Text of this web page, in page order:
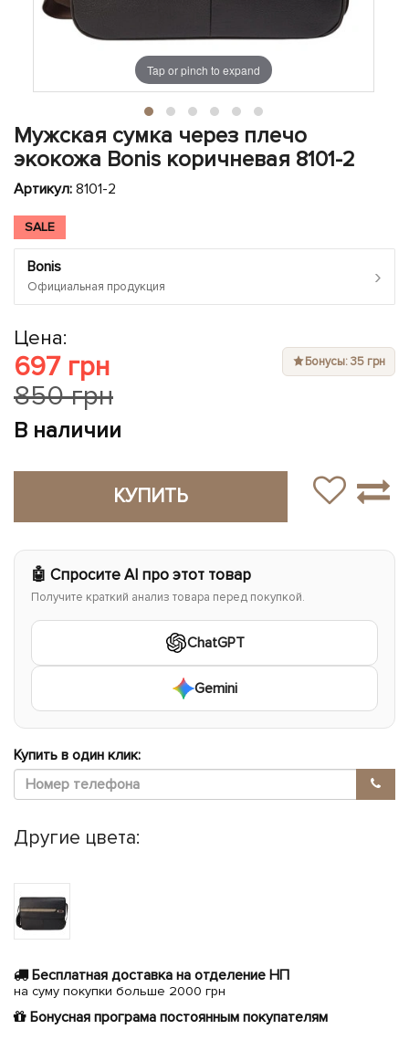
Показать все
Показать все
ЧЕХЛЫ ДЛЯ НОУТБУКОВ
Tap or pinch to expand
Мужская сумка через плечо
экокожа Bonis коричневая 8101-2
Артикул: 8101-2
SALE
Bonis
Официальная продукция ›
Цена:
697 грн
850 грн
Бонусы: 35 грн
В наличии
КУПИТЬ
🤖 Спросите AI про этот товар
Получите краткий анализ товара перед покупкой.
ChatGPT
Gemini
Купить в один клик:
Другие цвета:
Бесплатная доставка на отделение НП
на суму покупки больше 2000 грн
Бонусная програма постоянным покупателям